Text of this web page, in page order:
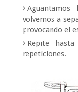
Aguantamos
volvemos a
provocando el
Repite
repeticiones.